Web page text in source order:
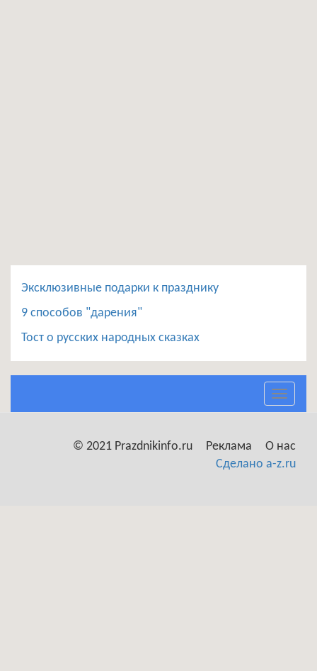
Эксклюзивные подарки к празднику
9 способов "дарения"
Тост о русских народных сказках
Toggle
© 2021 Prazdnikinfo.ru Реклама
О нас
Сделано a-z.ru